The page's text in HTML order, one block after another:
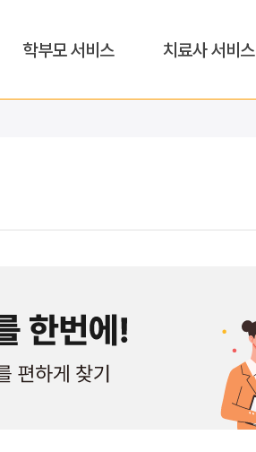
학부모 서비스 치료사 서비스